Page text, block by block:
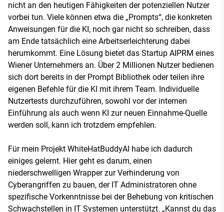
nicht an den heutigen Fähigkeiten der potenziellen Nutzer
vorbei tun. Viele können etwa die „Prompts“, die konkreten
Anweisungen für die KI, noch gar nicht so schreiben, dass
am Ende tatsächlich eine Arbeitserleichterung dabei
herumkommt. Eine Lösung bietet das Startup AIPRM eines
Wiener Unternehmers an. Über 2 Millionen Nutzer bedienen
sich dort bereits in der Prompt Bibliothek oder teilen ihre
eigenen Befehle für die KI mit ihrem Team. Individuelle
Nutzertests durchzuführen, sowohl vor der internen
Einführung als auch wenn KI zur neuen Einnahme-Quelle
werden soll, kann ich trotzdem empfehlen.
Für mein Projekt WhiteHatBuddyAI habe ich dadurch
einiges gelernt. Hier geht es darum, einen
niederschwelligen Wrapper zur Verhinderung von
Cyberangriffen zu bauen, der IT Administratoren ohne
spezifische Vorkenntnisse bei der Behebung von kritischen
Schwachstellen in IT Systemen unterstützt. „Kannst du das